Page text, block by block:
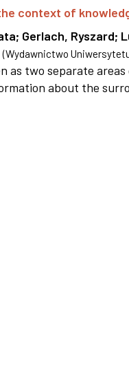
context of
; Gerlach, Ryszard;
(Wydawnictwo
as two separate
about the